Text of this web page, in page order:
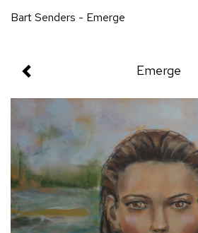
Bart Senders - Emerge
Emerge